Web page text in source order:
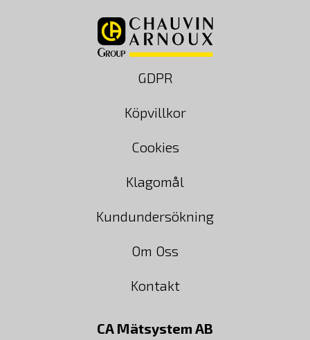
GDPR
Köpvillkor
Cookies
Klagomål
Kundundersökning
Om Oss
Kontakt
CA Mätsystem AB